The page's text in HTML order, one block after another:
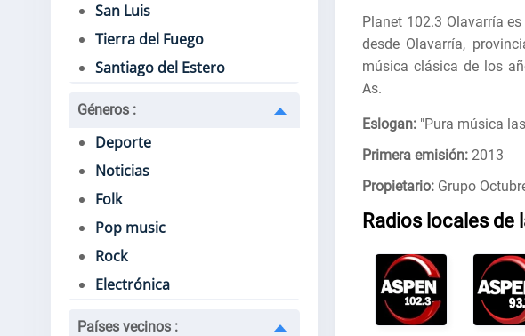
San Luis
Tierra del Fuego
Santiago del Estero
Géneros :
Deporte
Noticias
Folk
Pop music
Rock
Electrónica
Países vecinos :
Planet 102.3 Olavarría
desde Olavarría,
música clásica de los
As.
Eslogan: "Pura música
Primera emisión: 2013
Propietario: Grupo
Radios locales de